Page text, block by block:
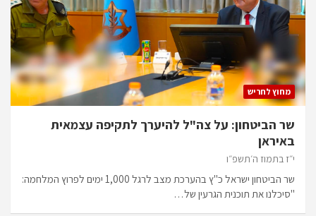
מחוץ לחריש
שר הביטחון: על צה"ל להיערך לתקיפה עצמאית
באיראן
י״ז בתמוז ה׳תשפ״ו
שר הביטחון ישראל כ"ץ בהערכת מצב לרגל 1,000 ימים לפרוץ המלחמה:
"סיכלנו את תוכנית הגרעין של…